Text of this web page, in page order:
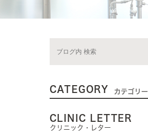
CATEGORY カテゴリー
CLINIC LETTER
クリニック・レター